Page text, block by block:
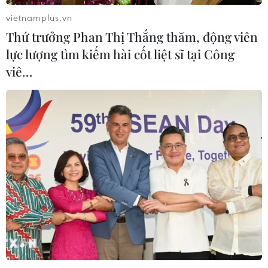
Xem thêm
CƠ QUAN CHỦ QUẢN: THÔNG TẤN XÃ VIỆT NAM
Tổng Biên tập: TRẦN TIẾN DUẨN
Phó Tổng Biên tập: NGUYỄN THỊ TÁM, KHÚC THANH
THỦY
Sở hữu trí tuệ
Quy định sử dụng
RSS
Hỗ trợ
vietnamplus.vn
Thứ trưởng Phan Thị Thắng thăm, động viên
lực lượng tìm kiếm hài cốt liệt sĩ tại Công
viê…